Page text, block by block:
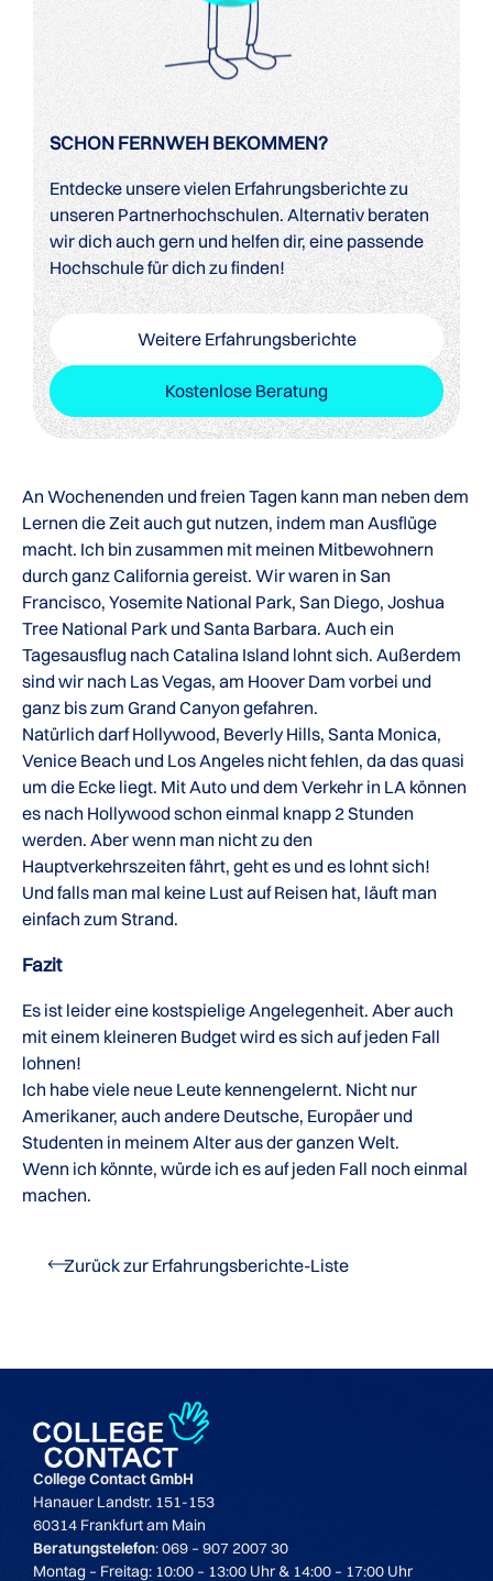
SCHON FERNWEH BEKOMMEN?
Entdecke unsere vielen Erfahrungsberichte zu
unseren Partnerhochschulen. Alternativ beraten
wir dich auch gern und helfen dir, eine passende
Hochschule für dich zu finden!
Weitere Erfahrungsberichte
Kostenlose Beratung
An Wochenenden und freien Tagen kann man neben dem
Lernen die Zeit auch gut nutzen, indem man Ausflüge
macht. Ich bin zusammen mit meinen Mitbewohnern
durch ganz California gereist. Wir waren in San
Francisco, Yosemite National Park, San Diego, Joshua
Tree National Park und Santa Barbara. Auch ein
Tagesausflug nach Catalina Island lohnt sich. Außerdem
sind wir nach Las Vegas, am Hoover Dam vorbei und
ganz bis zum Grand Canyon gefahren.
Natürlich darf Hollywood, Beverly Hills, Santa Monica,
Venice Beach und Los Angeles nicht fehlen, da das quasi
um die Ecke liegt. Mit Auto und dem Verkehr in LA können
es nach Hollywood schon einmal knapp 2 Stunden
werden. Aber wenn man nicht zu den
Hauptverkehrszeiten fährt, geht es und es lohnt sich!
Und falls man mal keine Lust auf Reisen hat, läuft man
einfach zum Strand.
Fazit
Es ist leider eine kostspielige Angelegenheit. Aber auch
mit einem kleineren Budget wird es sich auf jeden Fall
lohnen!
Ich habe viele neue Leute kennengelernt. Nicht nur
Amerikaner, auch andere Deutsche, Europäer und
Studenten in meinem Alter aus der ganzen Welt.
Wenn ich könnte, würde ich es auf jeden Fall noch einmal
machen.
Zurück zur Erfahrungsberichte-Liste
College Contact GmbH
Hanauer Landstr. 151-153
60314 Frankfurt am Main
Beratungstelefon: 069 – 907 2007 30
Montag – Freitag: 10:00 – 13:00 Uhr & 14:00 – 17:00 Uhr